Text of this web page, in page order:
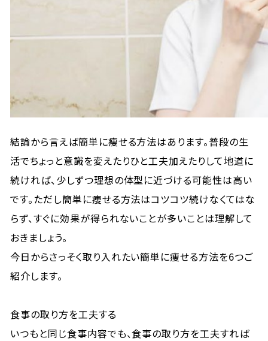
結論から言えば簡単に痩せる方法はあります。普段の生
活でちょっと意識を変えたりひと工夫加えたりして地道に
続ければ、少しずつ理想の体型に近づける可能性は高い
です。ただし簡単に痩せる方法はコツコツ続けなくてはな
らず、すぐに効果が得られないことが多いことは理解して
おきましょう。
今日からさっそく取り入れたい簡単に痩せる方法を6つご
紹介します。
食事の取り方を工夫する
いつもと同じ食事内容でも、食事の取り方を工夫すれば